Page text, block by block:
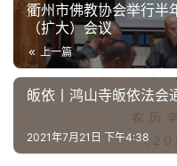
衢州市佛教协会举行半
（扩大）会议
上一篇
皈依丨鸿山寺皈依法会
2021年7月21日 下午4:38